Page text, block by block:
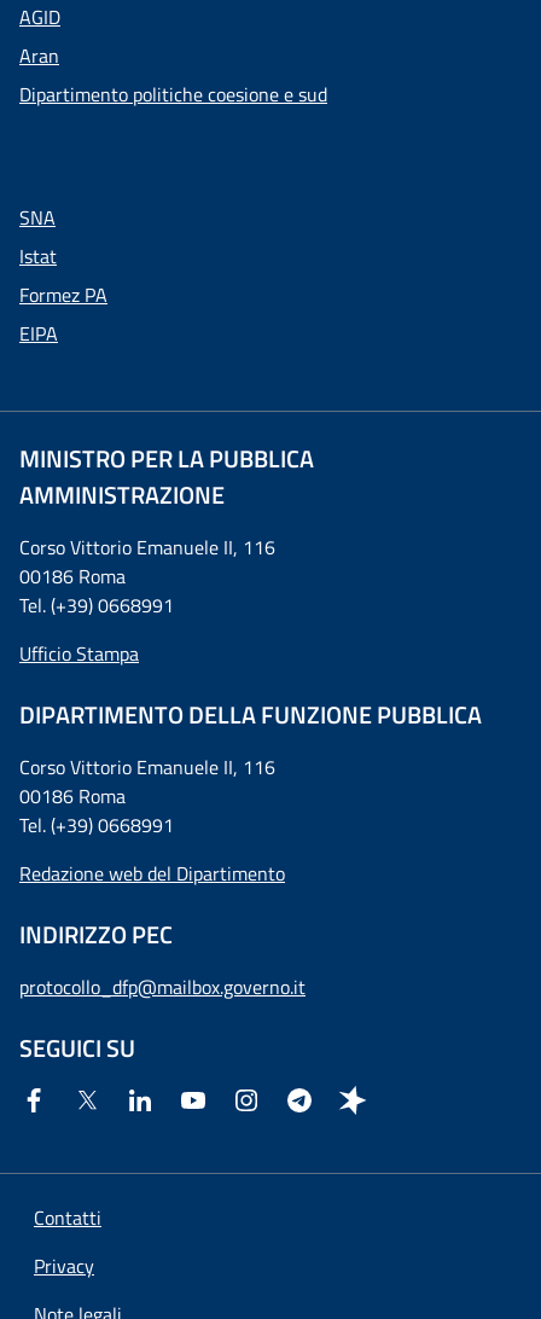
AGID
Aran
Dipartimento politiche coesione e sud
SNA
Istat
Formez PA
EIPA
MINISTRO PER LA PUBBLICA
AMMINISTRAZIONE
Corso Vittorio Emanuele II, 116
00186 Roma
Tel. (+39) 0668991
Ufficio Stampa
DIPARTIMENTO DELLA FUNZIONE PUBBLICA
Corso Vittorio Emanuele II, 116
00186 Roma
Tel. (+39) 0668991
Redazione web del Dipartimento
INDIRIZZO PEC
protocollo_dfp@mailbox.governo.it
SEGUICI SU
Contatti
Privacy